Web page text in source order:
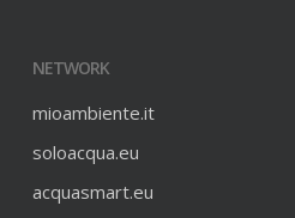
NETWORK
mioambiente.it
soloacqua.eu
acquasmart.eu